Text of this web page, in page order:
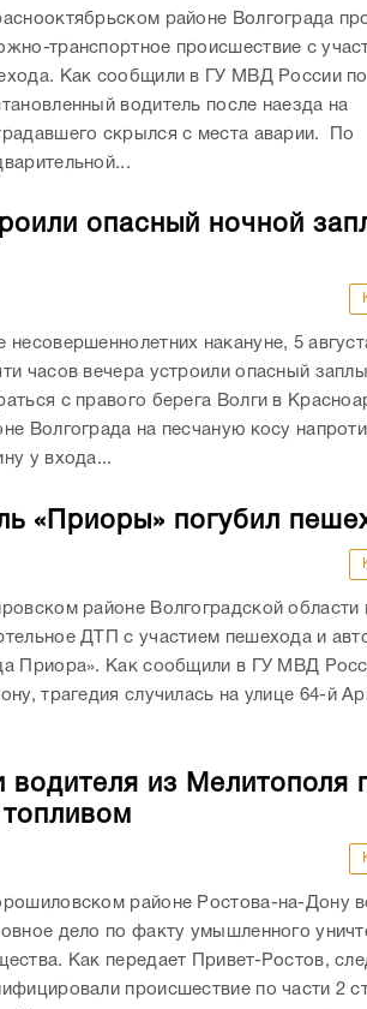
районе Волгограда
транспортное происшествие с
Как сообщили в ГУ МВД России по
водитель после наезда на
скрылся с места аварии. По
опасный ночной
несовершеннолетних накануне, 5
часов вечера устроили опасный
с правого берега Волги в
Волгограда на песчаную косу
у входа...
«Приоры» погубил
районе Волгоградской
ДТП с участием пешехода и
Приора». Как сообщили в ГУ МВД
трагедия случилась на улице 64-й
водителя из Мелитополя
районе Ростова-на-Дону
дело по факту умышленного
Как передает Привет-Ростов,
происшествие по части 2